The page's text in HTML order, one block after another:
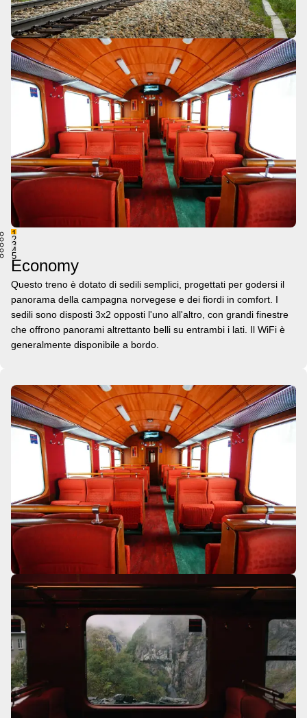
1
2
3
4
5
Economy
Questo treno è dotato di sedili semplici, progettati per godersi il
panorama della campagna norvegese e dei fiordi in comfort. I
sedili sono disposti 3x2 opposti l'uno all'altro, con grandi finestre
che offrono panorami altrettanto belli su entrambi i lati. Il WiFi è
generalmente disponibile a bordo.